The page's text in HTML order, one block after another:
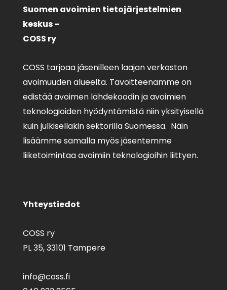
Suomen avoimien tietojärjestelmien
keskus –
COSS ry
COSS tarjoaa jäsenilleen laajan verkoston
avoimuuden alueelta. Tavoitteenamme on
edistää avoimen lähdekoodin ja avoimien
teknologioiden hyödyntämistä niin yksityisellä
kuin julkisellakin sektorilla Suomessa. Näin
lisäämme samalla myös jäsentemme
liiketoimintaa avoimiin teknologioihin liittyen.
Yhteystiedot
COSS ry
PL 35,33101 Tampere
info@coss.fi